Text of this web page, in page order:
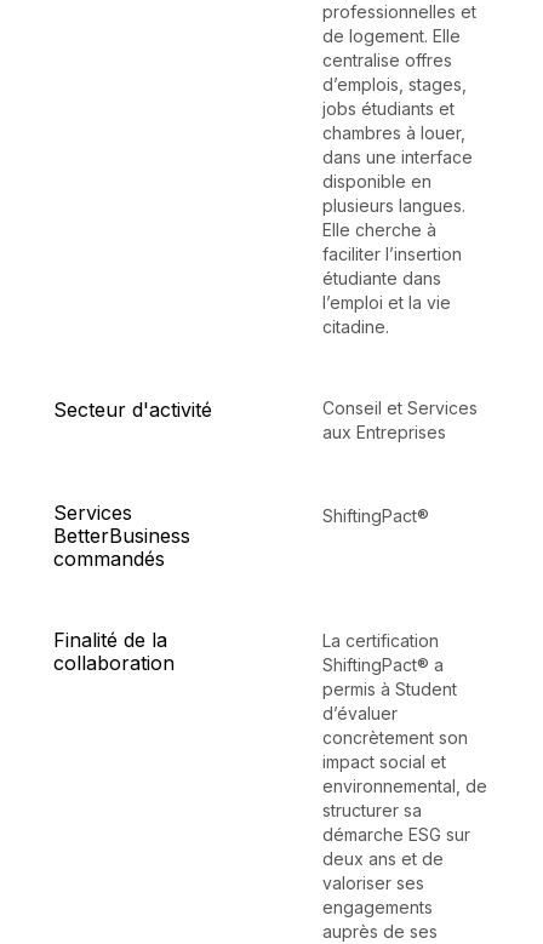
professionnelles et
de logement. Elle
centralise offres
d’emplois, stages,
jobs étudiants et
chambres à louer,
dans une interface
disponible en
plusieurs langues.
Elle cherche à
faciliter l’insertion
étudiante dans
l’emploi et la vie
citadine.
Secteur d'activité
Conseil et Services
aux Entreprises
Services
BetterBusiness
commandés
ShiftingPact®
Finalité de la
collaboration
La certification
ShiftingPact® a
permis à Student
d’évaluer
concrètement son
impact social et
environnemental, de
structurer sa
démarche ESG sur
deux ans et de
valoriser ses
engagements
auprès de ses